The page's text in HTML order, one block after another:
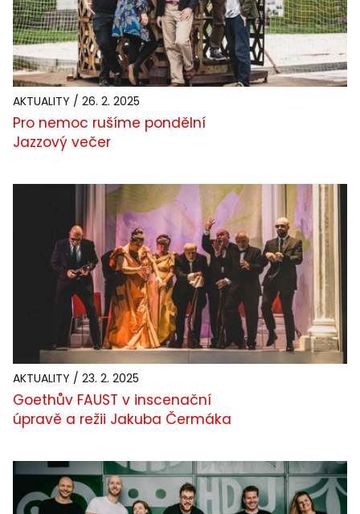
AKTUALITY / 26. 2. 2025
Pro nemoc rušíme pondělní
Jazzový večer
AKTUALITY / 23. 2. 2025
Goethův FAUST v inscenační
úpravě a režii Jakuba Čermáka